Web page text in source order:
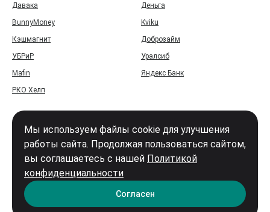
Давака
Деньга
BunnyMoney
Kviku
Кэшмагнит
Доброзайм
УБРиР
Уралсиб
Mafin
Яндекс Банк
РКО Хелп
Карта сайта
Мы используем файлы cookie для улучшения
работы сайта. Продолжая пользоваться сайтом,
вы соглашаетесь с нашей Политикой
конфиденциальности
Согласен